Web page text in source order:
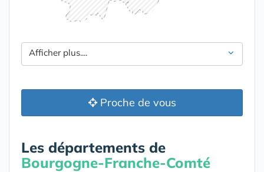
Afficher plus....
Proche de vous
Les départements de
Bourgogne-Franche-Comté